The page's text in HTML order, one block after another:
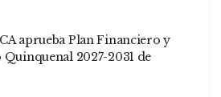
aprueba Plan Financiero y
Quinquenal 2027-2031 de